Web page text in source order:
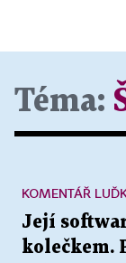
Téma:
Její
kolečkem.
KOMENTÁŘ